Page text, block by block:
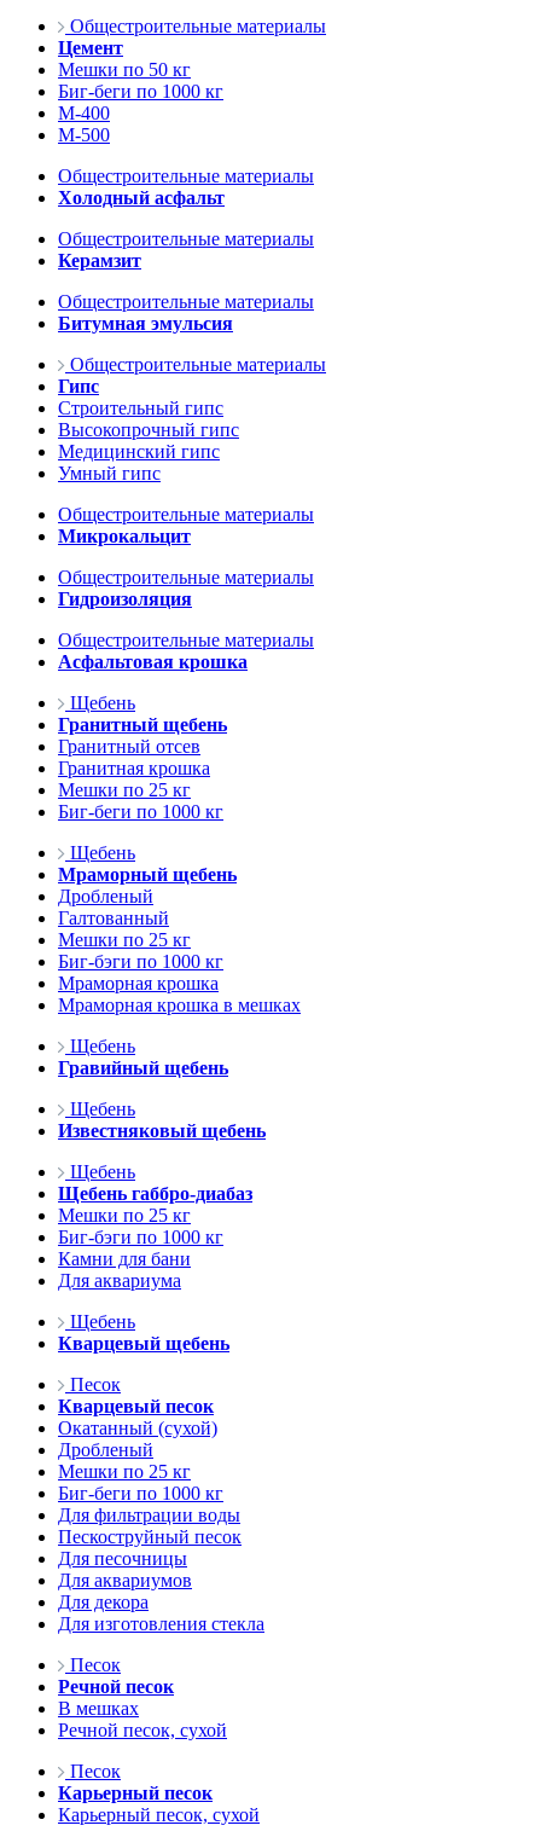
Общестроительные материалы
Цемент
Мешки по 50 кг
Биг-беги по 1000 кг
М-400
М-500
Общестроительные материалы
Холодный асфальт
Общестроительные материалы
Керамзит
Общестроительные материалы
Битумная эмульсия
Общестроительные материалы
Гипс
Строительный гипс
Высокопрочный гипс
Медицинский гипс
Умный гипс
Общестроительные материалы
Микрокальцит
Общестроительные материалы
Гидроизоляция
Общестроительные материалы
Асфальтовая крошка
Щебень
Гранитный щебень
Гранитный отсев
Гранитная крошка
Мешки по 25 кг
Биг-беги по 1000 кг
Щебень
Мраморный щебень
Дробленый
Галтованный
Мешки по 25 кг
Биг-бэги по 1000 кг
Мраморная крошка
Мраморная крошка в мешках
Щебень
Гравийный щебень
Щебень
Известняковый щебень
Щебень
Щебень габбро-диабаз
Мешки по 25 кг
Биг-бэги по 1000 кг
Камни для бани
Для аквариума
Щебень
Кварцевый щебень
Песок
Кварцевый песок
Окатанный (сухой)
Дробленый
Мешки по 25 кг
Биг-беги по 1000 кг
Для фильтрации воды
Пескоструйный песок
Для песочницы
Для аквариумов
Для декора
Для изготовления стекла
Песок
Речной песок
В мешках
Речной песок, сухой
Песок
Карьерный песок
Карьерный песок, сухой